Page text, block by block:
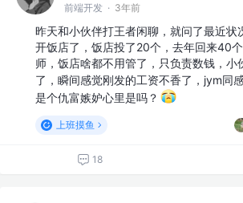
前端开发 · 3年前
昨天和小伙伴打王者闲聊，就问了最近状
开饭店了，饭店投了20个，去年回来40
师，饭店啥都不用管了，只负责数钱，小
了，瞬间感觉刚发的工资不香了，jym同
是个仇富嫉妒心里是吗？
上班摸鱼
18